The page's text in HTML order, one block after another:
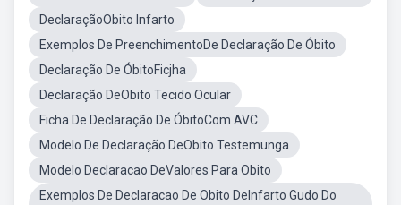
DeclaraçãoObito Infarto
Exemplos De PreenchimentoDe Declaração De Óbito
Declaração De ÓbitoFicjha
Declaração DeObito Tecido Ocular
Ficha De Declaração De ÓbitoCom AVC
Modelo De Declaração DeObito Testemunga
Modelo Declaracao DeValores Para Obito
Exemplos De Declaracao De Obito DeInfarto Gudo Do